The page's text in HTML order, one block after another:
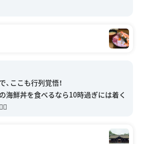
、ここも行列覚悟！
海鮮丼を食べるなら10時過ぎには着く